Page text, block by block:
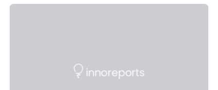
Foundation, des BIAL Award in Biomedicine ist in